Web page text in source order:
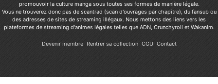
promouvoir la culture manga sous toutes ses formes de manière légale.
Vous ne trouverez donc pas de scantrad (scan d'ouvrages par chapitre), du fansub ou
des adresses de sites de streaming illégaux. Nous mettons des liens vers les
plateformes de streaming d'animes légales telles que ADN, Crunchyroll et Wakanim.
Devenir membre Rentrer sa collection CGU Contact